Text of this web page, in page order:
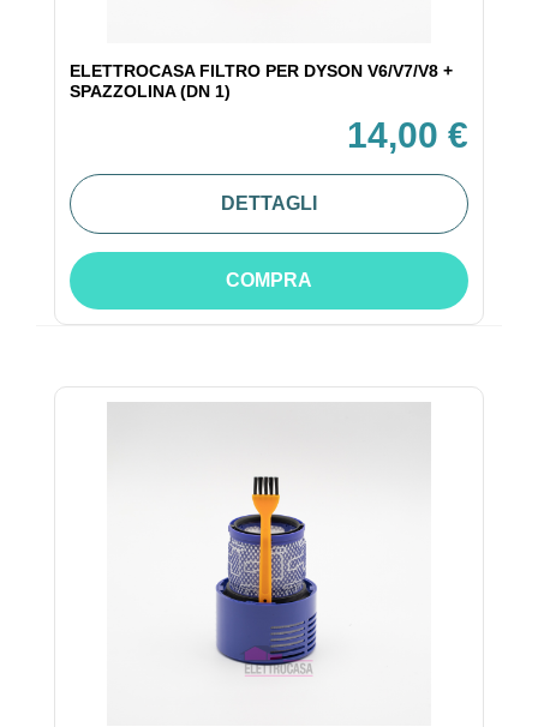
ELETTROCASA FILTRO PER DYSON V6/V7/V8 +
SPAZZOLINA (DN 1)
14,00 €
DETTAGLI
COMPRA